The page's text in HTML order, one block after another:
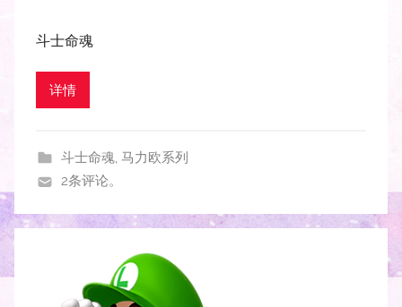
斗士命魂
详情
斗士命魂, 马力欧系列
2条评论。